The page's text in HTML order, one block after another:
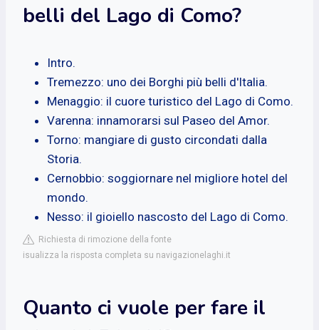
belli del Lago di Como?
Intro.
Tremezzo: uno dei Borghi più belli d'Italia.
Menaggio: il cuore turistico del Lago di Como.
Varenna: innamorarsi sul Paseo del Amor.
Torno: mangiare di gusto circondati dalla
Storia.
Cernobbio: soggiornare nel migliore hotel del
mondo.
Nesso: il gioiello nascosto del Lago di Como.
Richiesta di rimozione della fonte
isualizza la risposta completa su navigazionelaghi.it
Quanto ci vuole per fare il